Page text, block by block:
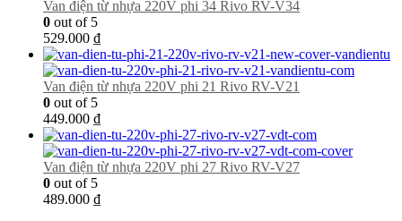
Van điện từ nhựa 220V phi 34 Rivo RV-V34
0 out of 5
529.000 ₫
Van điện từ nhựa 220V phi 21 Rivo RV-V21
0 out of 5
449.000 ₫
Van điện từ nhựa 220V phi 27 Rivo RV-V27
0 out of 5
489.000 ₫